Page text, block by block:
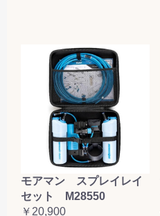
モアマン スプレイレイ
セット M28550
￥20,900